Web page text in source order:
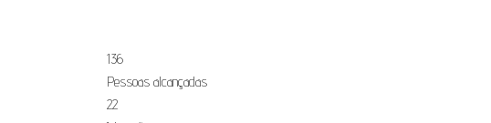
136
Pessoas alcançadas
22